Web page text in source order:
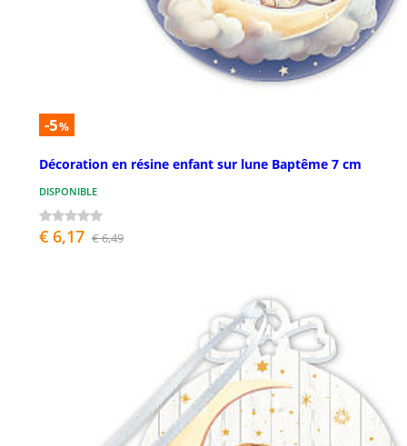
-5%
Décoration en résine enfant sur lune Baptême 7 cm
DISPONIBLE
€ 6,17 € 6,49